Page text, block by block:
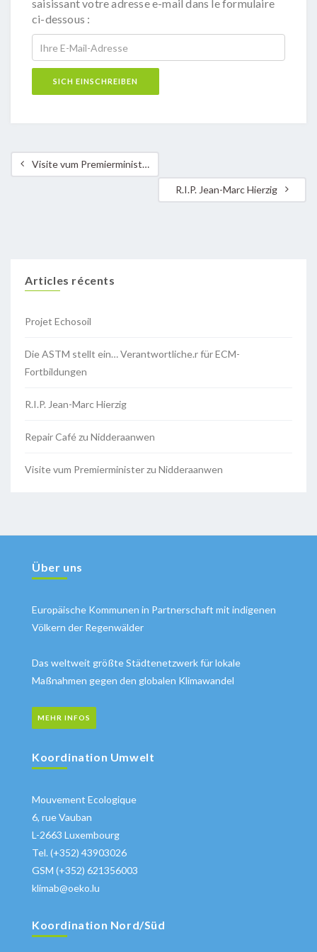
saisissant votre adresse e-mail dans le formulaire
ci-dessous :
Visite vum Premierminister zu Nidderaanwen
R.I.P. Jean-Marc Hierzig
Articles récents
Projet Echosoil
Die ASTM stellt ein… Verantwortliche.r für ECM-
Fortbildungen
R.I.P. Jean-Marc Hierzig
Repair Café zu Nidderaanwen
Visite vum Premierminister zu Nidderaanwen
Über uns
Europäische Kommunen in Partnerschaft mit indigenen
Völkern der Regenwälder
Das weltweit größte Städtenetzwerk für lokale
Maßnahmen gegen den globalen Klimawandel
MEHR INFOS
Koordination Umwelt
Mouvement Ecologique
6, rue Vauban
L-2663 Luxembourg
Tel. (+352) 43903026
GSM (+352) 621356003
klimab@oeko.lu
Koordination Nord/Süd